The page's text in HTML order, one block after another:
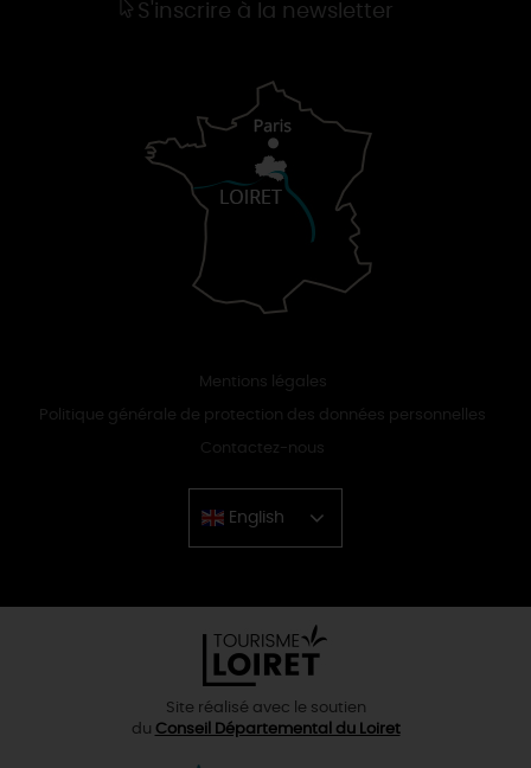
S'inscrire à la newsletter
Mentions légales
Politique générale de protection des données personnelles
Contactez-nous
English
Chinese
Site réalisé avec le soutien
du Conseil Départemental du Loiret